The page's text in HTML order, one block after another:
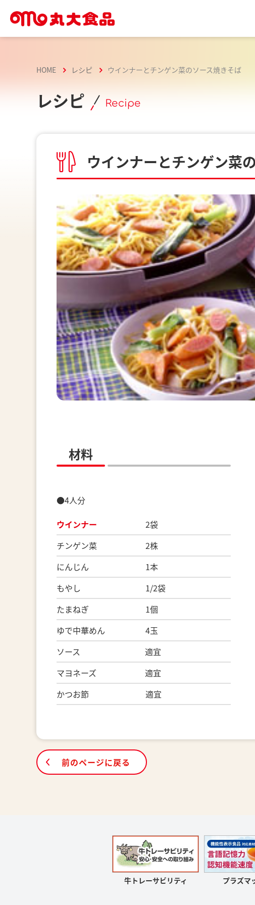
HOME レシピ ウインナーとチンゲン菜のソース焼きそば
レシピ Recipe
ウインナーとチンゲン菜
材料
●4人分
ウインナー 2袋
チンゲン菜 2株
にんじん 1本
もやし 1/2袋
たまねぎ 1個
ゆで中華めん 4玉
ソース 適宜
マヨネーズ 適宜
かつお節 適宜
前のページに戻る
牛トレーサビリティ プラズマ